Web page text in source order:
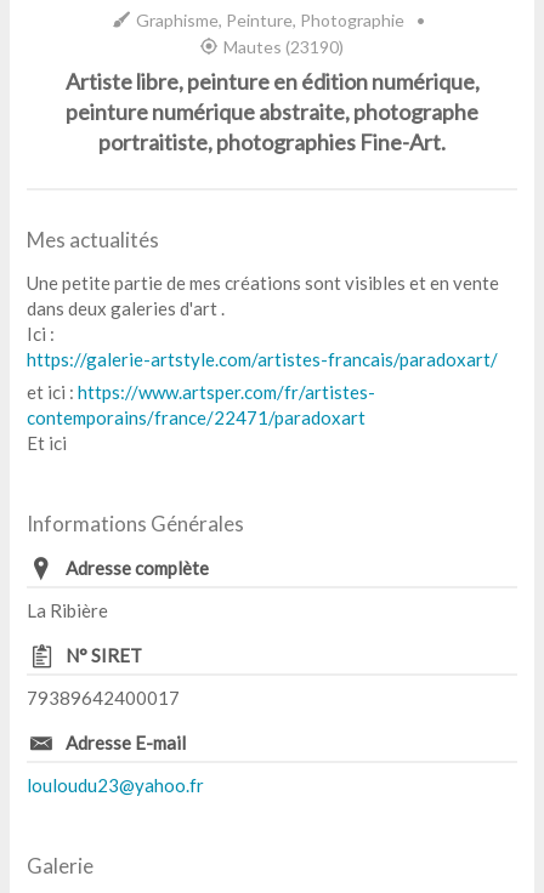
Graphisme, Peinture, Photographie
•
Mautes (23190)
Artiste libre, peinture en édition numérique,
peinture numérique abstraite, photographe
portraitiste, photographies Fine-Art.
Mes actualités
Une petite partie de mes créations sont visibles et en vente
dans deux galeries d'art .
Ici :
https://galerie-artstyle.com/artistes-francais/paradoxart/
et ici :https://www.artsper.com/fr/artistes-
contemporains/france/22471/paradoxart
Et ici
Informations Générales
Adresse complète
La Ribière
N° SIRET
79389642400017
Adresse E-mail
louloudu23@yahoo.fr
Galerie